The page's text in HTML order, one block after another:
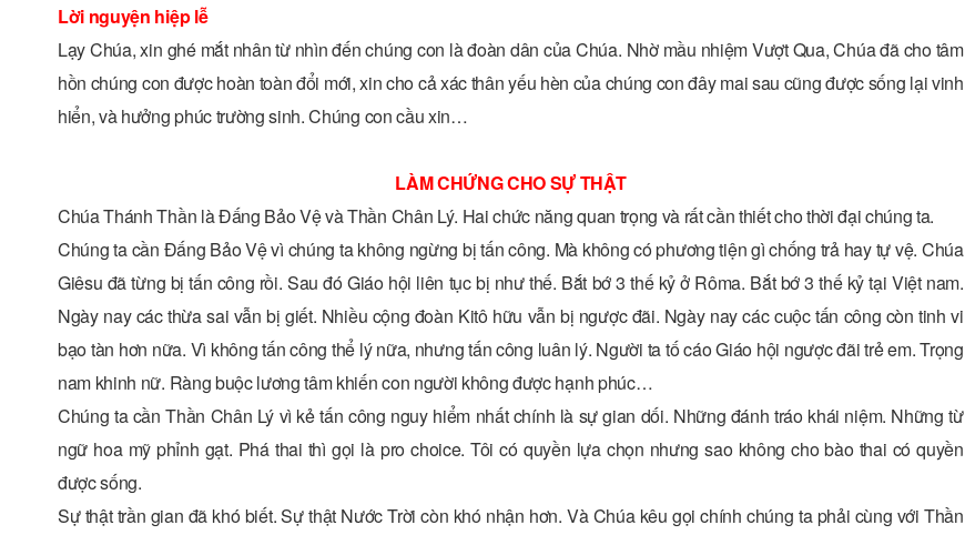
Lời nguyện hiệp lễ
Lạy Chúa, xin ghé mắt nhân từ nhìn đến chúng con là đoàn dân của Chúa. Nhờ mầu nhiệm Vượt Qua, Chúa đã cho tâm
hồn chúng con được hoàn toàn đổi mới, xin cho cả xác thân yếu hèn của chúng con đây mai sau cũng được sống lại vinh
hiển, và hưởng phúc trường sinh. Chúng con cầu xin…
LÀM CHỨNG CHO SỰ THẬT
Chúa Thánh Thần là Đấng Bảo Vệ và Thần Chân Lý. Hai chức năng quan trọng và rất cần thiết cho thời đại chúng ta.
Chúng ta cần Đấng Bảo Vệ vì chúng ta không ngừng bị tấn công. Mà không có phương tiện gì chống trả hay tự vệ. Chúa
Giêsu đã từng bị tấn công rồi. Sau đó Giáo hội liên tục bị như thế. Bắt bớ 3 thế kỷ ở Rôma. Bắt bớ 3 thế kỷ tại Việt nam.
Ngày nay các thừa sai vẫn bị giết. Nhiều cộng đoàn Kitô hữu vẫn bị ngược đãi. Ngày nay các cuộc tấn công còn tinh vi
bạo tàn hơn nữa. Vì không tấn công thể lý nữa, nhưng tấn công luân lý. Người ta tố cáo Giáo hội ngược đãi trẻ em. Trọng
nam khinh nữ. Ràng buộc lương tâm khiến con người không được hạnh phúc…
Chúng ta cần Thần Chân Lý vì kẻ tấn công nguy hiểm nhất chính là sự gian dối. Những đánh tráo khái niệm. Những từ
ngữ hoa mỹ phỉnh gạt. Phá thai thì gọi là pro choice. Tôi có quyền lựa chọn nhưng sao không cho bào thai có quyền
được sống.
Sự thật trần gian đã khó biết. Sự thật Nước Trời còn khó nhận hơn. Và Chúa kêu gọi chính chúng ta phải cùng với Thần